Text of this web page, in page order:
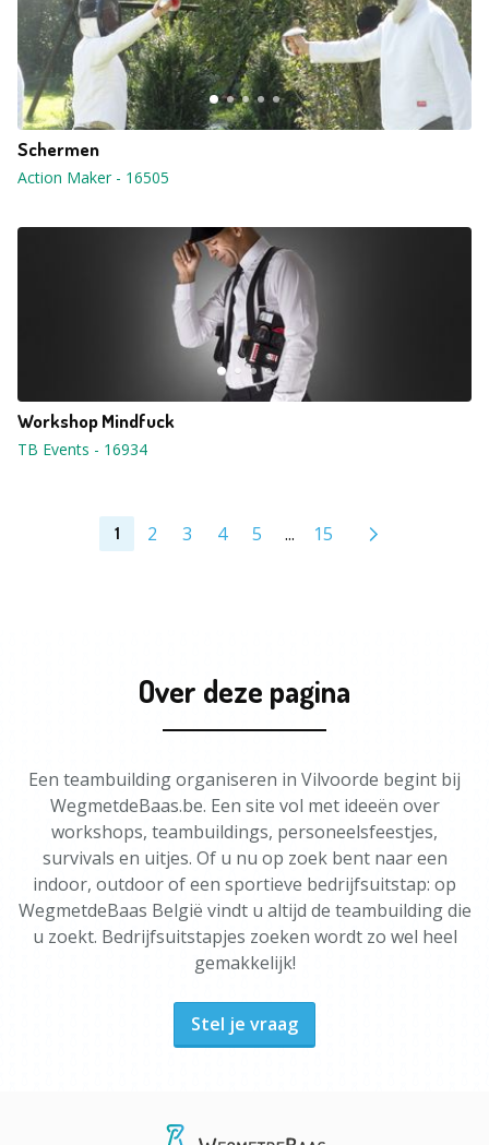
Schermen
Action Maker- 16505
Workshop Mindfuck
TB Events - 16934
1 2 3 4 5 ... 15
Over deze pagina
Een teambuilding organiseren in Vilvoorde begint bij
WegmetdeBaas.be. Een site vol met ideeën over
workshops, teambuildings, personeelsfeestjes,
survivals en uitjes. Of u nu op zoek bent naar een
indoor, outdoor of een sportieve bedrijfsuitstap: op
WegmetdeBaas België vindt u altijd de teambuilding die
u zoekt. Bedrijfsuitstapjes zoeken wordt zo wel heel
gemakkelijk!
Stel je vraag